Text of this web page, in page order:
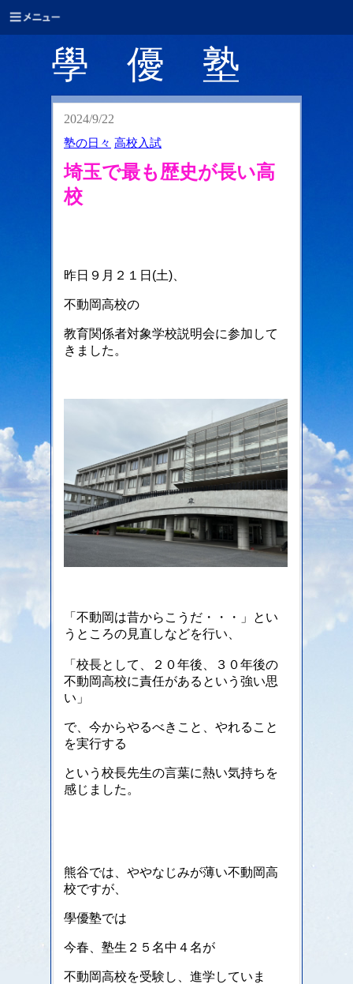
學 優 塾
2024/9/22
塾の日々 高校入試
埼玉で最も歴史が長い高
校
昨日９月２１日(土)、
不動岡高校の
教育関係者対象学校説明会に参加して
きました。
「不動岡は昔からこうだ・・・」とい
うところの見直しなどを行い、
「校長として、２０年後、３０年後の
不動岡高校に責任があるという強い思
い」
で、今からやるべきこと、やれること
を実行する
という校長先生の言葉に熱い気持ちを
感じました。
熊谷では、ややなじみが薄い不動岡高
校ですが、
學優塾では
今春、塾生２５名中４名が
不動岡高校を受験し、進学していま